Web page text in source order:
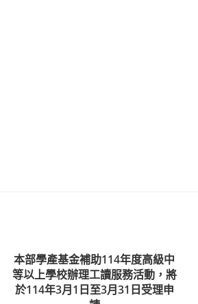
本部學產基金補助114年度高級中
等以上學校辦理工讀服務活動，將
於114年3月1日至3月31日受理申